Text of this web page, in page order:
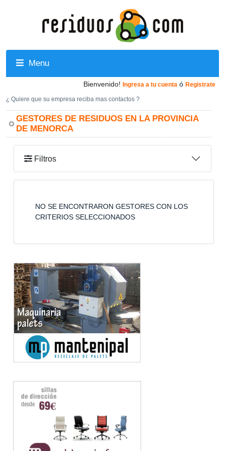
Menu
Bienvenido! Ingresa a tu cuenta ó Registrate
¿ Quiere que su empresa reciba mas contactos ?
GESTORES DE RESIDUOS EN LA PROVINCIA
DE MENORCA
Filtros
NO SE ENCONTRARON GESTORES CON LOS
CRITERIOS SELECCIONADOS